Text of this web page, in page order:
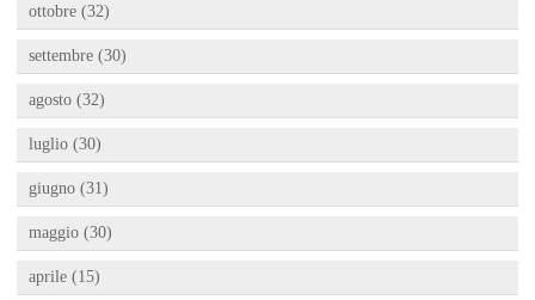
ottobre (32)
settembre (30)
agosto (32)
luglio (30)
giugno (31)
maggio (30)
aprile (15)